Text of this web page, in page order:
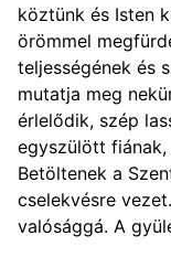
köztünk és Isten
örömmel
teljességének és
mutatja meg
érlelődik, szép
egyszülött
Betöltenek a
cselekvésre
valósággá. A